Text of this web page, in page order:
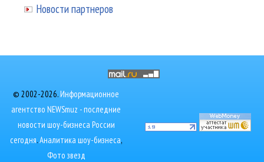
Новости партнеров
© 2002-2026.Информационное
агентство NEWSmuz - последние
новости шоу-бизнеса России
сегодня.Аналитика шоу-бизнеса,
Фото звезд